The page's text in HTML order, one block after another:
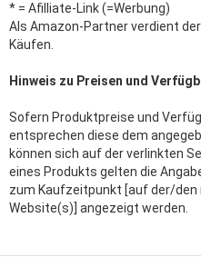
* = Afilliate-Link (=Werbung)
Als Amazon-Partner verdient
Käufen.
Hinweis zu Preisen und
Sofern Produktpreise und
entsprechen diese dem
können sich auf der verlinkten
eines Produkts gelten die
zum Kaufzeitpunkt [auf der/den
Website(s)] angezeigt werden.